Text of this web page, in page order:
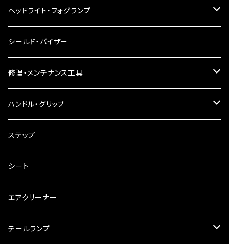
LEDウインカー
電球型ウインカー
バードゲージウインカー
ウインカークランプ
ヘッドライト・フォグランプ
ヘッドライト
フォグランプ
配線・リレー
シールド・バイザー
修理・メンテナンス工具
インテークマニホールド
電装・配線・キボシ等
キャブレター
チェーン
工具類
ハンドル・グリップ
グリップ
バーハン
ハンドルパーツ
ハンドルスイッチ
ハンドルポスト
ステップ
シート
エアクリーナー
テールランプ